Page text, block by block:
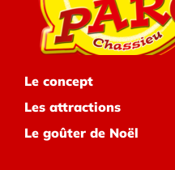
Le concept
Les attractions
Le goûter de Noël